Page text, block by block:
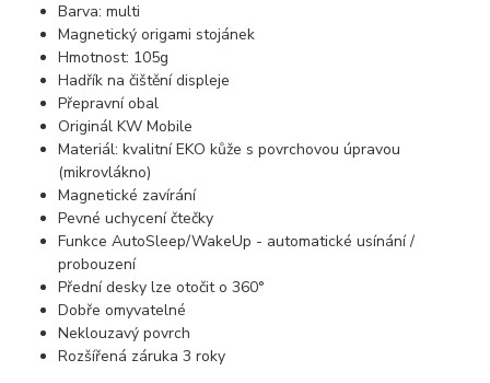
Barva: multi
Magnetický origami stojánek
Hmotnost: 105g
Hadřík na čištění displeje
Přepravní obal
Originál KW Mobile
Materiál: kvalitní EKO kůže s povrchovou úpravou
(mikrovlákno)
Magnetické zavírání
Pevné uchycení čtečky
Funkce AutoSleep/WakeUp - automatické usínání /
probouzení
Přední desky lze otočit o 360°
Dobře omyvatelné
Neklouzavý povrch
Rozšířená záruka 3 roky